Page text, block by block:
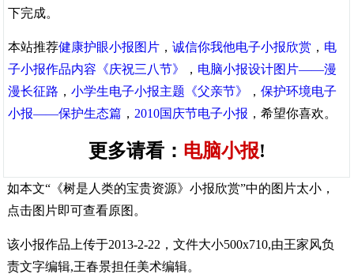
下完成。
本站推荐健康护眼小报图片 ，诚信你我他电子小报欣赏 ， 电
子小报作品内容《庆祝三八节》
， 电脑小报设计图片——漫
漫长征路 ，小学生电子小报主题《父亲节》 ，保护环境电子
小报——保护生态篇 ， 2010国庆节电子小报 ，希望你喜欢。
更多请看： 电脑小报!
如本文“《树是人类的宝贵资源》小报欣赏”中的图片太小，
点击图片即可查看原图。
该小报作品上传于2013-2-22，文件大小500x710,由王家风负
责文字编辑,王春景担任美术编辑。